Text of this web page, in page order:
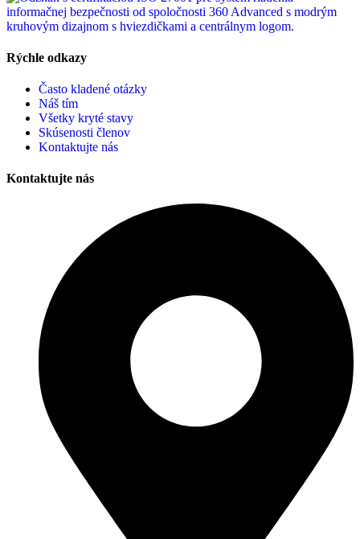
Rýchle odkazy
Často kladené otázky
Náš tím
Všetky kryté stavy
Skúsenosti členov
Kontaktujte nás
Kontaktujte nás